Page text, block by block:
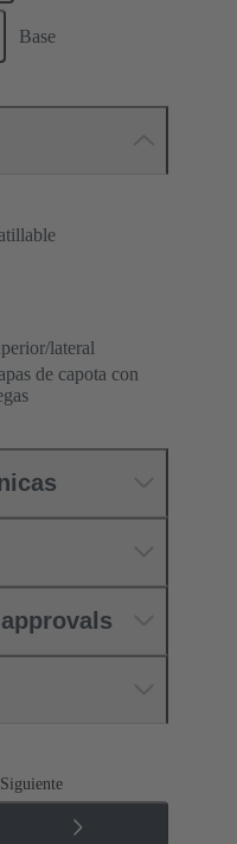
Base
lateral
de capota con
Siguiente